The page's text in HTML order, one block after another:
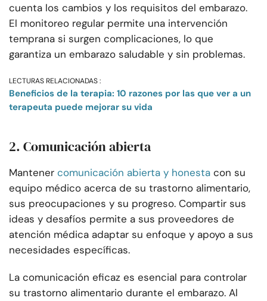
cuenta los cambios y los requisitos del embarazo.
El monitoreo regular permite una intervención
temprana si surgen complicaciones, lo que
garantiza un embarazo saludable y sin problemas.
LECTURAS RELACIONADAS :
Beneficios de la terapia: 10 razones por las que ver a un
terapeuta puede mejorar su vida
2. Comunicación abierta
Mantener comunicación abierta y honesta con su
equipo médico acerca de su trastorno alimentario,
sus preocupaciones y su progreso. Compartir sus
ideas y desafíos permite a sus proveedores de
atención médica adaptar su enfoque y apoyo a sus
necesidades específicas.
La comunicación eficaz es esencial para controlar
su trastorno alimentario durante el embarazo. Al